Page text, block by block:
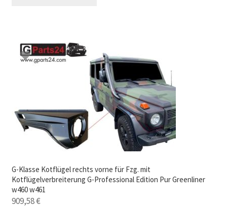
G-Klasse Kotflügel rechts vorne für Fzg. mit
Kotflügelverbreiterung G-Professional Edition Pur Greenliner
w460 w461
909,58€